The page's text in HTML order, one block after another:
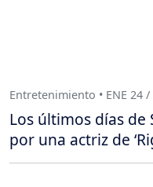
Entretenimiento • ENE 24 /
Los últimos días de
por una actriz de